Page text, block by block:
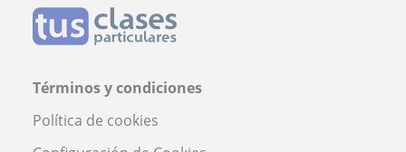
Términos y condiciones
Política de cookies